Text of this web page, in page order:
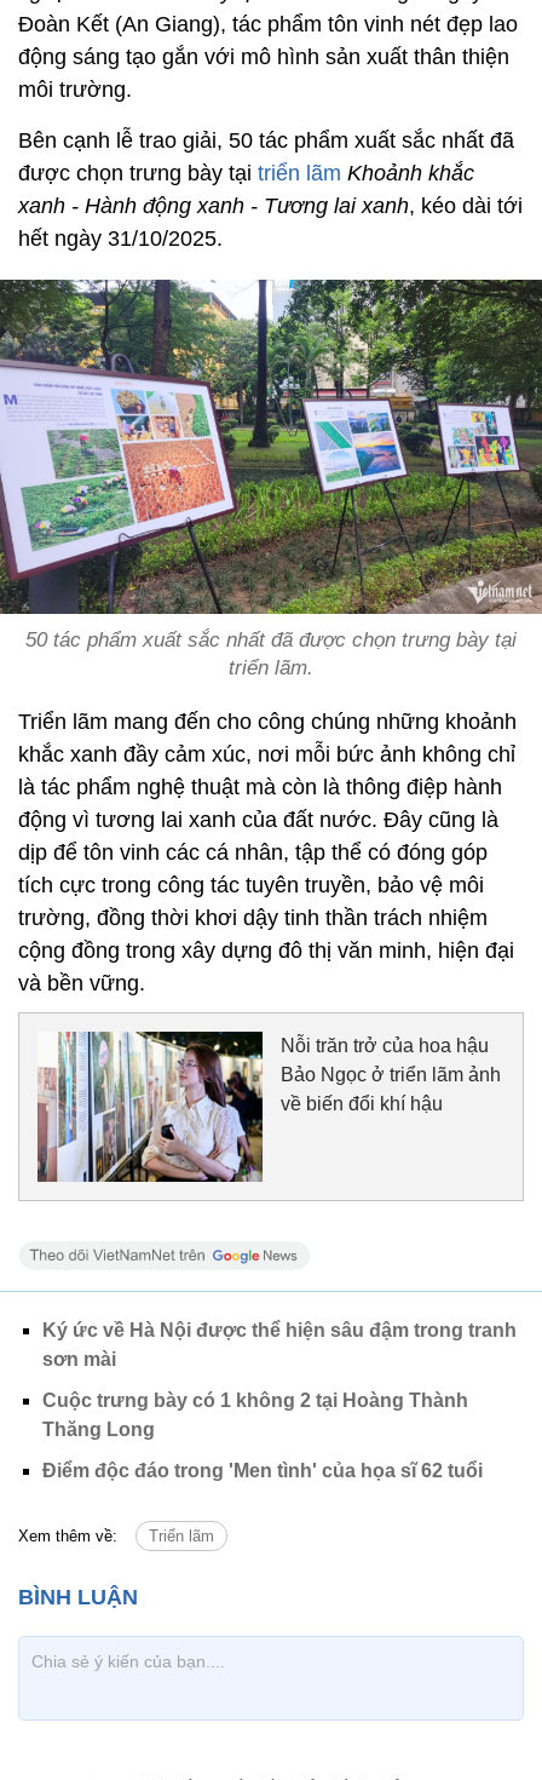
Đoàn Kết (An Giang), tác phẩm tôn vinh nét đẹp lao
động sáng tạo gắn với mô hình sản xuất thân thiện
môi trường.
Bên cạnh lễ trao giải, 50 tác phẩm xuất sắc nhất đã
được chọn trưng bày tại triển lãm Khoảnh khắc
xanh - Hành động xanh - Tương lai xanh, kéo dài tới
hết ngày 31/10/2025.
50 tác phẩm xuất sắc nhất đã được chọn trưng bày tại
triển lãm.
Triển lãm mang đến cho công chúng những khoảnh
khắc xanh đầy cảm xúc, nơi mỗi bức ảnh không chỉ
là tác phẩm nghệ thuật mà còn là thông điệp hành
động vì tương lai xanh của đất nước. Đây cũng là
dịp để tôn vinh các cá nhân, tập thể có đóng góp
tích cực trong công tác tuyên truyền, bảo vệ môi
trường, đồng thời khơi dậy tinh thần trách nhiệm
cộng đồng trong xây dựng đô thị văn minh, hiện đại
và bền vững.
Nỗi trăn trở của hoa hậu
Bảo Ngọc ở triển lãm ảnh
về biến đổi khí hậu
Ký ức về Hà Nội được thể hiện sâu đậm trong tranh
sơn mài
Cuộc trưng bày có 1 không 2 tại Hoàng Thành
Thăng Long
Điểm độc đáo trong 'Men tình' của họa sĩ 62 tuổi
Xem thêm về: Triển lãm